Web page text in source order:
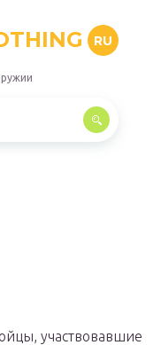
RU
участвовавшие